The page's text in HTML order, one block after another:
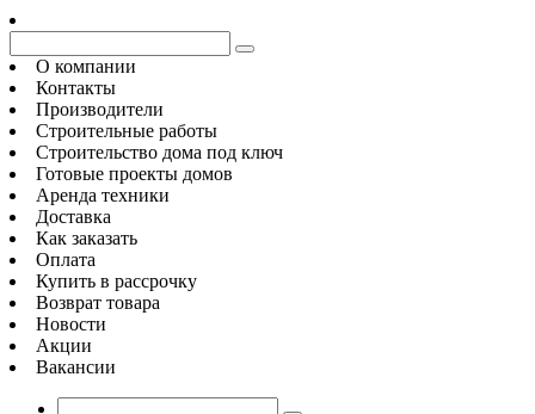
О компании
Контакты
Производители
Строительные работы
Строительство дома под ключ
Готовые проекты домов
Аренда техники
Доставка
Как заказать
Оплата
Купить в рассрочку
Возврат товара
Новости
Акции
Вакансии